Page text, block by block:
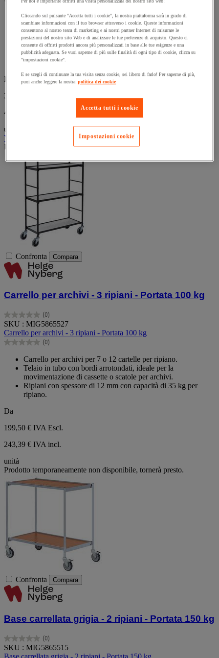
stelle.
stelle.
Carrello con sponda a griglia, con telaio in tubo galvanizzato
da 22 mm.
Con maniglia di spinta per una migliore maneggevolezza.
Ripiano con spessore da 12 mm, colore grigio chiaro, robusto
e laminato.
Dotato di due rotelle fisse e due rotelle girevoli.
Da
359,00 €
437,98 € IVA incl.
unità
Vedi le 5 opzioni
Prodotto temporaneamente non disponibile, tornerà presto.
Confronta Compara
Carrello per archivi - 3 ripiani - Portata 100 kg
(0)
0.0
su
5
stelle.
SKU : MIG5865527
Carrello per archivi - 3 ripiani - Portata 100 kg
(0)
0.0
Carrello per archivi per 7 o 12 cartelle per ripiano.
Telaio in tubo con bordi arrotondati, ideale per la
movimentazione di cassette o scatole per archivi.
Ripiani con spessore di 12 mm con capacità di 35 kg per
ripiano.
Da
199,50 € IVA Escl.
243,39 € IVA incl.
unità
Prodotto temporaneamente non disponibile, tornerà presto.
Confronta Compara
Base carrellata grigia - 2 ripiani - Portata 150 kg
(0)
0.0
su
SKU : MIG5865515
Base carrellata grigia - 2 ripiani - Portata 150 kg
Cliccando sul pulsante "Accetta tutti i cookie", la nostra piattaforma sarà in grado di
scambiare informazioni con il tuo browser attraverso i cookie. Queste informazioni
consentono al nostro team di marketing e ai nostri partner Internet di misurare le
prestazioni del nostro sito Web e di analizzare le tue preferenze di acquisto. Questo ci
consente di offrirti prodotti ancora più personalizzati in base alle tue esigenze e una
pubblicità adeguata. Se vuoi saperne di più sulle finalità di ogni tipo di cookie, clicca su
"impostazioni cookie".
E se scegli di continuare la tua visita senza cookie, sei libero di farlo! Per saperne di più,
puoi anche leggere la nostra politica dei cookie
Accetta tutti i cookie
Impostazioni cookie